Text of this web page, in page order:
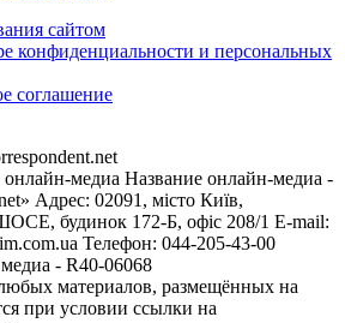
сайтом
конфиденциальности и персональных
соглашение
онлайн-медиа Название онлайн-медиа -
Адрес: 02091, місто Київ,
будинок 172-Б, офіс 208/1 E-mail:
Телефон: 044-205-43-00
- R40-06068
материалов, размещённых на
при условии ссылки на